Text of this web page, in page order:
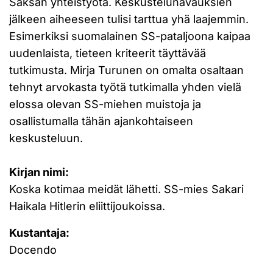
jälkeen aiheeseen tulisi tarttua yhä laajemmin.
Esimerkiksi suomalainen SS-pataljoona kaipaa
uudenlaista, tieteen kriteerit täyttävää
tutkimusta. Mirja Turunen on omalta osaltaan
tehnyt arvokasta työtä tutkimalla yhden vielä
elossa olevan SS-miehen muistoja ja
osallistumalla tähän ajankohtaiseen
keskusteluun.
Kirjan nimi:
Koska kotimaa meidät lähetti. SS-mies Sakari
Haikala Hitlerin eliittijoukoissa.
Kustantaja:
Docendo